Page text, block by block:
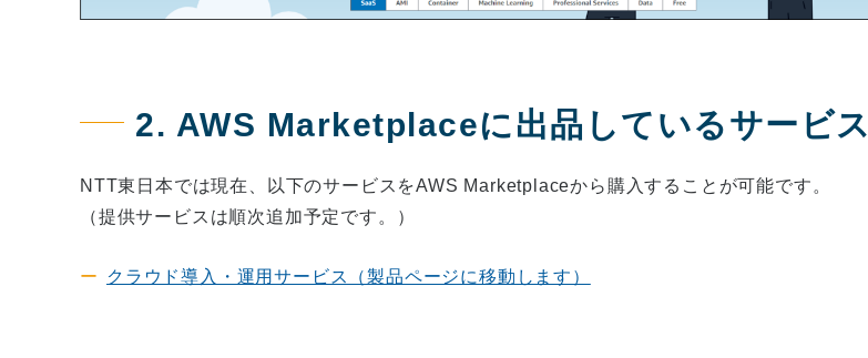
2. AWS Marketplaceに出品しているサービス
NTT東日本では現在、以下のサービスをAWS Marketplaceから購入することが可能です。
（提供サービスは順次追加予定です。）
クラウド導入・運用サービス（製品ページに移動します）